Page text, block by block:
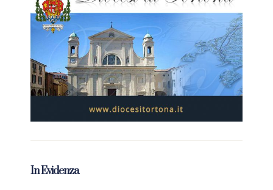
In Evidenza